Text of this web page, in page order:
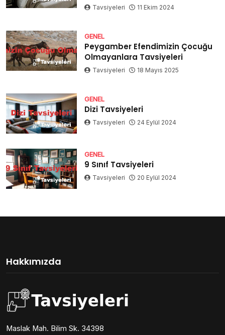
Tavsiyeleri 11 Ekim 2024
GENEL
Peygamber Efendimizin Çocuğu
Olmayanlara Tavsiyeleri
Tavsiyeleri 18 Mayıs 2025
GENEL
Dizi Tavsiyeleri
Tavsiyeleri 24 Eylül 2024
GENEL
9 Sınıf Tavsiyeleri
Tavsiyeleri 20 Eylül 2024
Hakkımızda
Maslak Mah. Bilim Sk. 34398